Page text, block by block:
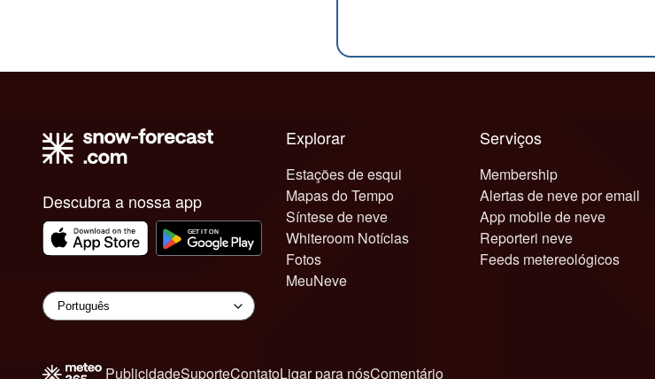
Descubra a nossa app
Explorar
Estações de esqui
Mapas do Tempo
Síntese de neve
Whiteroom Notícias
Fotos
MeuNeve
Serviços
Membership
Alertas de neve por email
App mobile de neve
Reporteri neve
Feeds metereológicos
PublicidadeSuporteContatoLigar para nósComentário